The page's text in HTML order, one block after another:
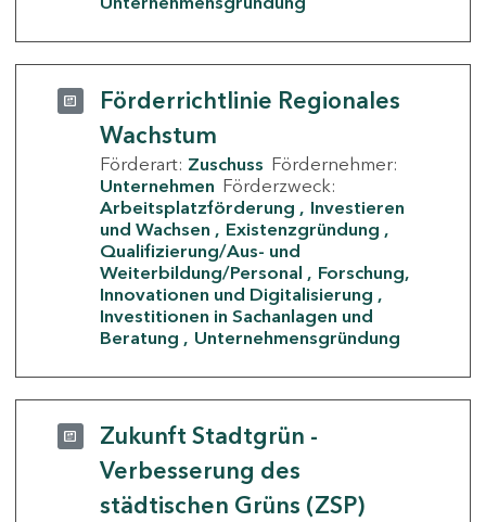
Förderrichtlinie Regionales
Wachstum
Förderart: Zuschuss Fördernehmer:
Unternehmen Förderzweck:
Arbeitsplatzförderung
Investieren
und Wachsen
Existenzgründung
Qualifizierung/Aus- und
Weiterbildung/Personal
Forschung,
Innovationen und Digitalisierung
Investitionen in Sachanlagen und
Beratung
Unternehmensgründung
Zukunft Stadtgrün -
Verbesserung des
städtischen Grüns (ZSP)